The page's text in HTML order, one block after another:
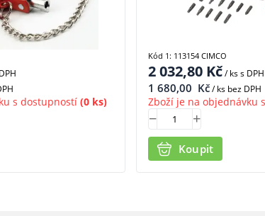
s dostupností (0 ks)
2 032,80Kč/ kss DPH
1 680,00 Kč/ ks bez DPH
Zboží je na objednávku
Koupit
Kód 1: 113154 CIMCO